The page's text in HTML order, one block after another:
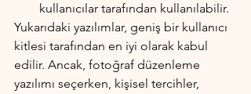
kullanıcılar tarafından kullanılabilir.
Yukarıdaki yazılımlar, geniş bir kullanıcı
kitlesi tarafından en iyi olarak kabul
edilir. Ancak, fotoğraf düzenleme
yazılımı seçerken, kişisel tercihler,